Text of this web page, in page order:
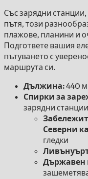
Със зарядни
пътя, този
плажове, планини и
Подгответе вашия
пътуването с
маршрута си.
Дължина:440
Спирки за
зарядни
Северни
гледки
Държавен